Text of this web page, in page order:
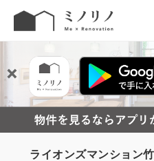
ライオンズマンション